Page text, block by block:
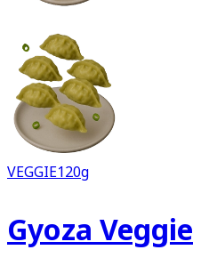
VEGGIE120g
Gyoza Veggie